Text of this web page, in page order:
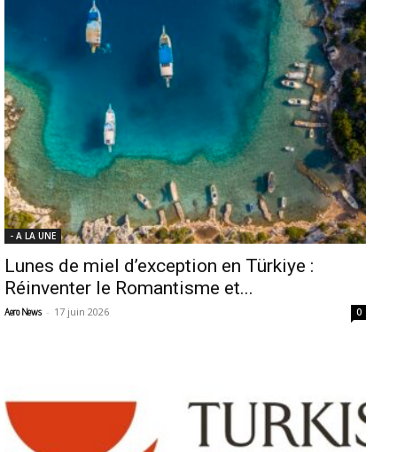
- A LA UNE
Lunes de miel d’exception en Türkiye :
Réinventer le Romantisme et...
Aero News - 17 juin 2026 0